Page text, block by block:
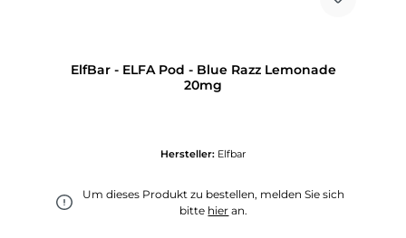
ElfBar - ELFA Pod - Blue Razz Lemonade
20mg
Hersteller: Elfbar
Um dieses Produkt zu bestellen, melden Sie sich
bitte hier an.